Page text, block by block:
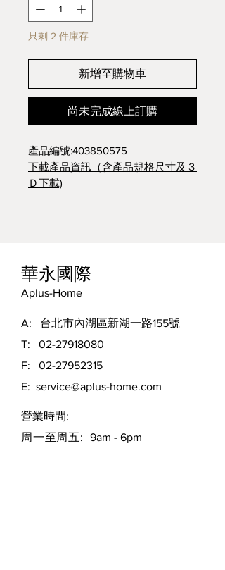
只剩 2 件庫存
新增至購物車
尚未完成線上訂購
產品編號:403850575
下載產品資訊（含產品規格尺寸及３
Ｄ下載)
華永國際
Aplus-Home
A: 台北市內湖區新湖一路155號
T: 02-27918080
F: 02-27952315
E: service@aplus-home.com
​營業時間:
周一至周五:
9am - 6pm